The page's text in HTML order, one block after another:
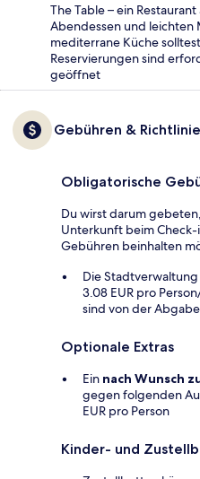
The Table – ein
Abendessen und leichten
mediterrane Küche
Reservierungen sind
geöffnet
Gebühren &
Obligatorische
Du wirst darum
Unterkunft beim
Gebühren beinhalten
Die
3.08 EUR pro
sind von der
Optionale Extras
Ein nach Wunsch
gegen folgenden
EUR pro Person
Kinder- und